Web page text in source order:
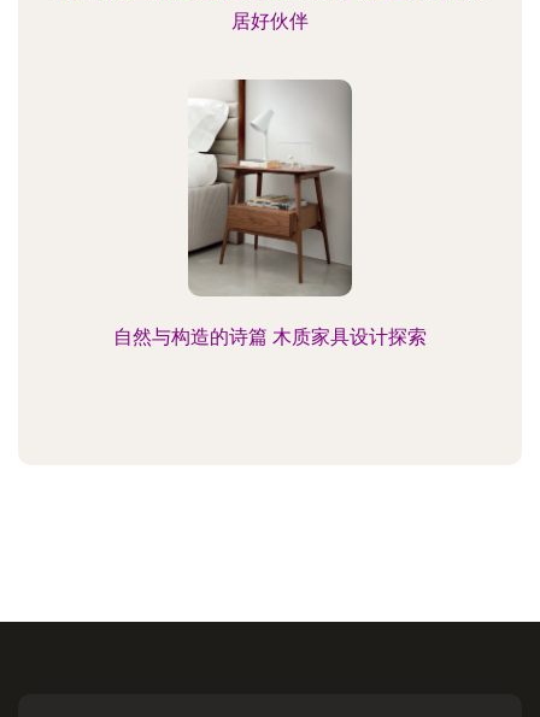
居好伙伴
自然与构造的诗篇 木质家具设计探索